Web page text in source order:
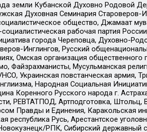
земли Кубанской Духовно Родовой
Духовная Семинария
общество, Джамаат
рабочая партия
города Череповца, Духовно-
Инглингов, Русский
Омская организация
Файзрахманисты, Мусульманская
Украинская повстанческая армия,
Народная Социальная
Коренного Русского народа г.
РЕВТАТПОД, Артподготовка,
Правды и Единения, Каракольская
республика Русь, Арестантское
РПК, Сибирский